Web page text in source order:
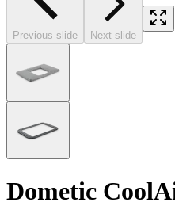
Previous slide Next slide
Dometic